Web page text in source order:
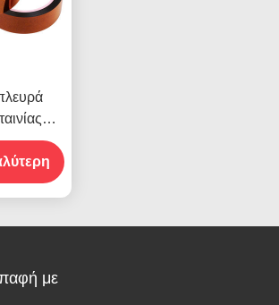
για
με